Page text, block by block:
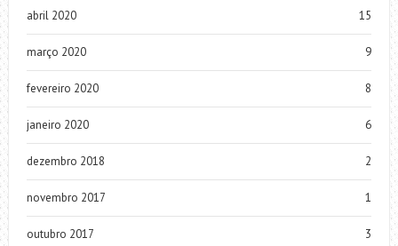
abril 2020 15
março 2020 9
fevereiro 2020 8
janeiro 2020 6
dezembro 2018 2
novembro 2017 1
outubro 2017 3